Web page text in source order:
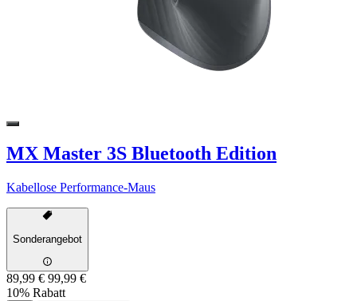
MX Master 3S Bluetooth Edition
Kabellose Performance-Maus
Sonderangebot
89,99 € 99,99 €
10% Rabatt